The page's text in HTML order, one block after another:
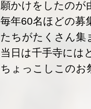
願かけをしたのが
毎年60名ほどの募
たちがたくさん集
当日は千手寺には
ちょっこしこのお